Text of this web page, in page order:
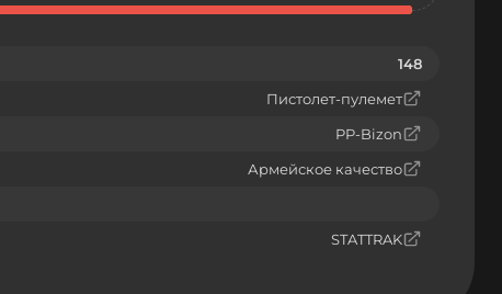
148
Пистолет-пулемет
PP-Bizon
Армейское качество
STATTRAK